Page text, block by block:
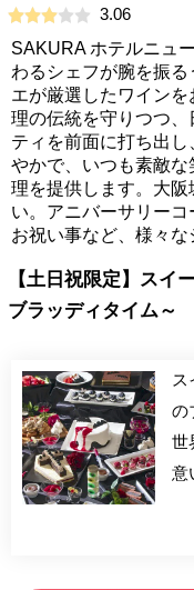
3.06
SAKURA ホテルニュ
わるシェフが腕を振
エが厳選したワイン
理の伝統を守りつつ、
ティを前面に打ち出
やかで、いつも素敵
理を提供します。大
い。アニバーサリー
お祝い事など、様々な
【土日祝限定】スイ
ブラッディタイム～
ス
の
世
意